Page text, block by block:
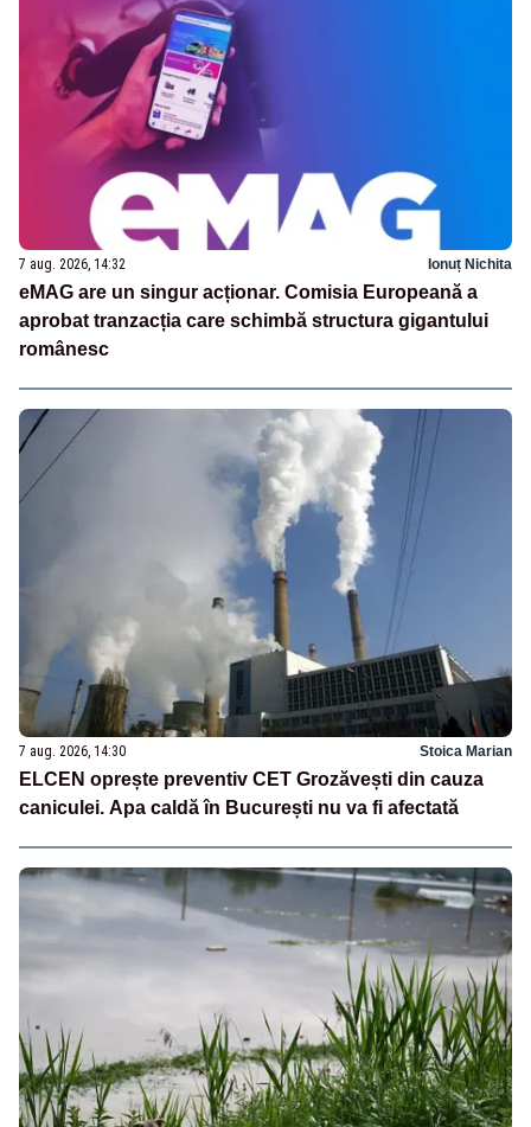
7 aug. 2026, 14:32 Ionuț Nichita
eMAG are un singur acționar. Comisia Europeană a
aprobat tranzacția care schimbă structura gigantului
românesc
7 aug. 2026, 14:30 Stoica Marian
ELCEN oprește preventiv CET Grozăvești din cauza
caniculei. Apa caldă în București nu va fi afectată